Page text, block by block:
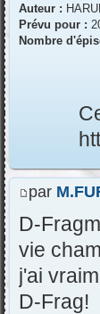
Auteur :
Prévu pour :
Nombre
par
D-
vie
j'ai
D-Frag!